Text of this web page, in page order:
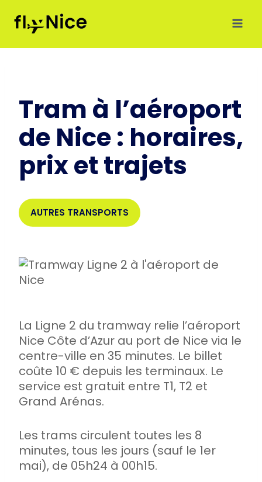
au
contenu
Tram à l’aéroport
de Nice : horaires,
prix et trajets
AUTRES TRANSPORTS
La Ligne 2 du tramway relie l’aéroport
Nice Côte d’Azur au port de Nice via le
centre-ville en 35 minutes. Le billet
coûte 10 € depuis les terminaux. Le
service est gratuit entre T1, T2 et
Grand Arénas.
Les trams circulent toutes les 8
minutes, tous les jours (sauf le 1er
mai), de 05h24 à 00h15.